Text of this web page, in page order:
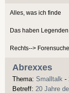
Alles, was ich finde
Das haben
Rechts-->
Abrexxes
Thema: Smalltalk -
Betreff: 20 Jahre